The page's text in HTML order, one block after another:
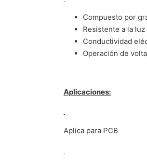
Compuesto por
Resistente a la luz
Conductividad
Operación de
Aplicaciones:
Aplica para PCB